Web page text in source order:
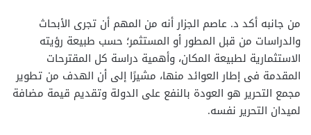
من جانبه أكد د. عاصم الجزار أنه من المهم أن تجرى الأبحاث
والدراسات من قبل المطور أو المستثمر؛ حسب طبيعة رؤيته
الاستثمارية لطبيعة المكان، وأهمية دراسة كل المقترحات
المقدمة فى إطار العوائد منها، مشيرًا إلى أن الهدف من تطوير
مجمع التحرير هو العودة بالنفع على الدولة وتقديم قيمة مضافة
لميدان التحرير نفسه.